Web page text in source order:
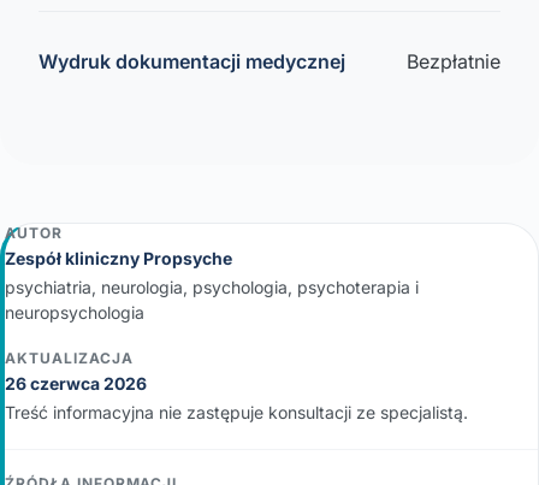
Wydruk dokumentacji medycznej Bezpłatnie
AUTOR
Zespół kliniczny Propsyche
psychiatria, neurologia, psychologia, psychoterapia i
neuropsychologia
AKTUALIZACJA
26 czerwca 2026
Treść informacyjna nie zastępuje konsultacji ze specjalistą.